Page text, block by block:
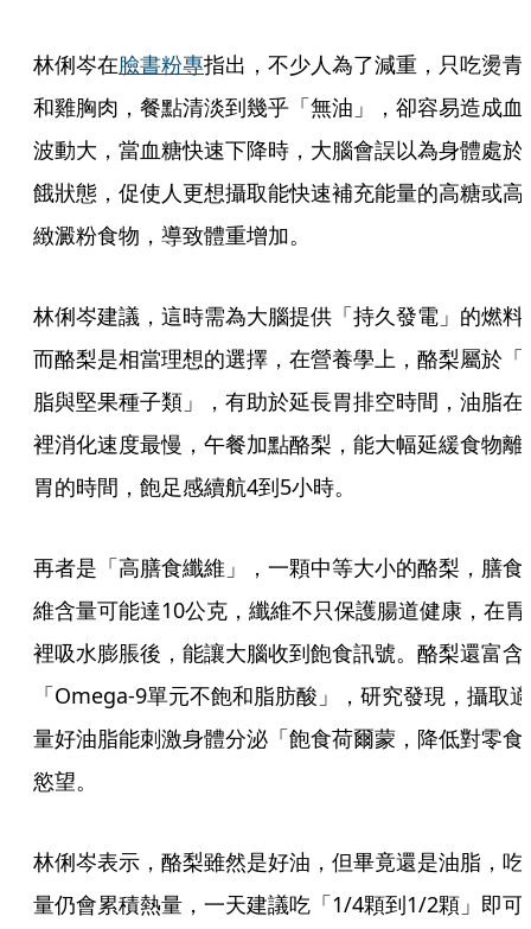
林俐岑在臉書粉專指出，不少人為了減重，只吃燙青
和雞胸肉，餐點清淡到幾乎「無油」，卻容易造成血
波動大，當血糖快速下降時，大腦會誤以為身體處於
餓狀態，促使人更想攝取能快速補充能量的高糖或高
緻澱粉食物，導致體重增加。
林俐岑建議，這時需為大腦提供「持久發電」的燃料
而酪梨是相當理想的選擇，在營養學上，酪梨屬於「
脂與堅果種子類」，有助於延長胃排空時間，油脂在
裡消化速度最慢，午餐加點酪梨，能大幅延緩食物離
胃的時間，飽足感續航4到5小時。
再者是「高膳食纖維」，一顆中等大小的酪梨，膳食
維含量可能達10公克，纖維不只保護腸道健康，在胃
裡吸水膨脹後，能讓大腦收到飽食訊號。酪梨還富含
「Omega-9單元不飽和脂肪酸」，研究發現，攝取適
量好油脂能刺激身體分泌「飽食荷爾蒙，降低對零食
慾望。
林俐岑表示，酪梨雖然是好油，但畢竟還是油脂，吃
量仍會累積熱量，一天建議吃「1/4顆到1/2顆」即可